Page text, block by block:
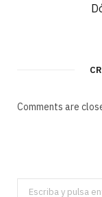
Comments are
Search